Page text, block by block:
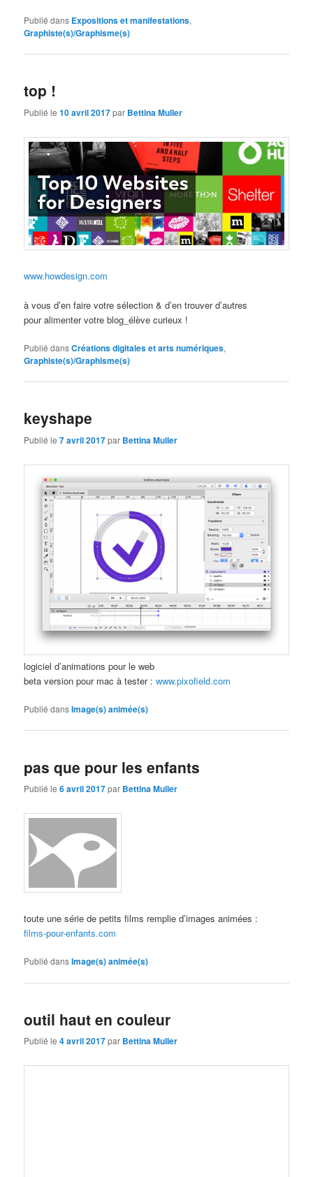
Publié dans Expositions et manifestations,
Graphiste(s)/Graphisme(s)
top !
Publié le10 avril 2017par Bettina Muller
www.howdesign.com
à vous d’en faire votre sélection & d’en trouver d’autres
pour alimenter votre blog_élève curieux !
Publié dansCréations digitales et arts numériques,
Graphiste(s)/Graphisme(s)
keyshape
Publié le7 avril 2017par Bettina Muller
logiciel d’animations pour le web
beta version pour mac à tester :www.pixofield.com
Publié dansImage(s) animée(s)
pas que pour les enfants
Publié le6 avril 2017par Bettina Muller
toute une série de petits films remplie d’images animées :
films-pour-enfants.com
Publié dansImage(s) animée(s)
outil haut en couleur
Publié le4 avril 2017par Bettina Muller